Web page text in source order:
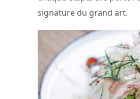
signature du grand art.